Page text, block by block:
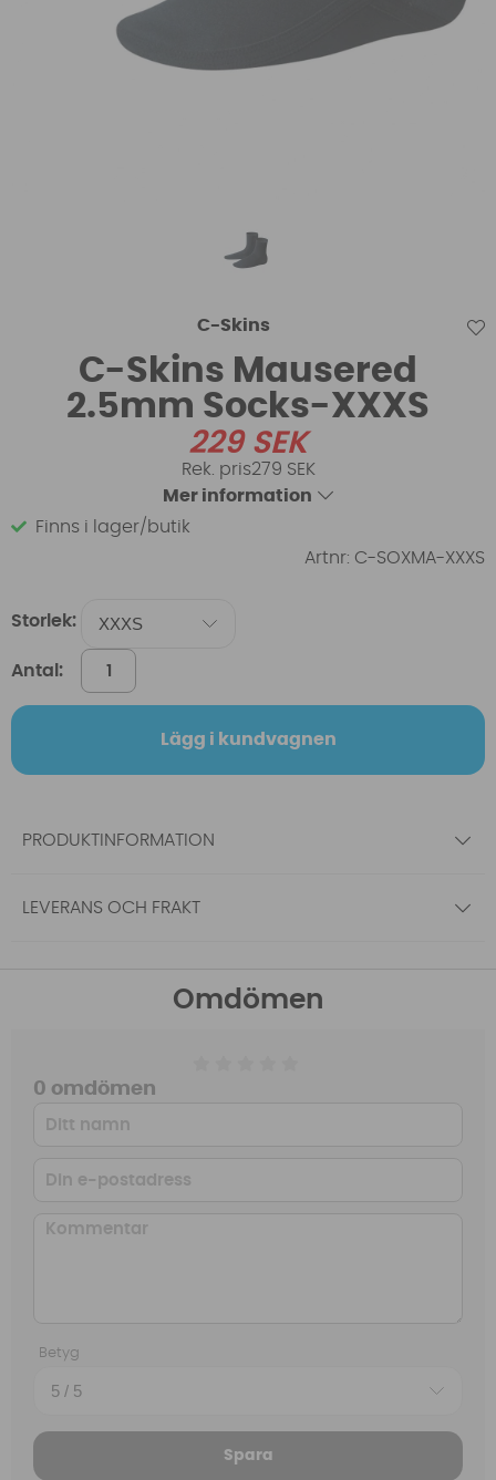
C-Skins
C-Skins Mausered
2.5mm Socks-XXXS
229SEK
279 SEK
Mer information
Finns i lager/butik
Artnr: C-SOXMA-XXXS
Storlek:
Antal:
Lägg i kundvagnen
PRODUKTINFORMATION
LEVERANS OCH FRAKT
Omdömen
0 omdömen
Betyg
Spara